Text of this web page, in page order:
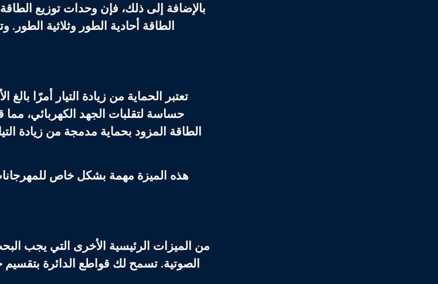
بالإضافة إلى ذلك، فإن وحدات توزيع
الطاقة أحادية الطور وثلاثية
تعتبر الحماية من زيادة التيار أمرًا بالغ
حساسة لتقلبات الجهد الكهربائي،
الطاقة المزود بحماية مدمجة من زيادة
هذه الميزة مهمة بشكل خاص
من الميزات الرئيسية الأخرى التي يجب
الصوتية. تسمح لك قواطع الدائرة بتقسيم